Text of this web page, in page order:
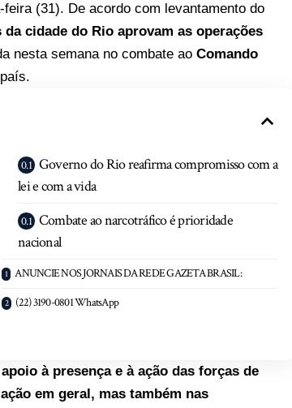
(31). De acordo com levantamento do
da cidade do Rio aprovam as operações
nesta semana no combate aoComando
Governo do Rio reafirma compromisso com a
lei e com a vida
Combate ao narcotráfico é prioridade
nacional
ANUNCIE NOS JORNAIS DA REDE GAZETA BRASIL:
(22) 3190-0801 WhatsApp
à presença e à ação das forças de
em geral, mas também nas